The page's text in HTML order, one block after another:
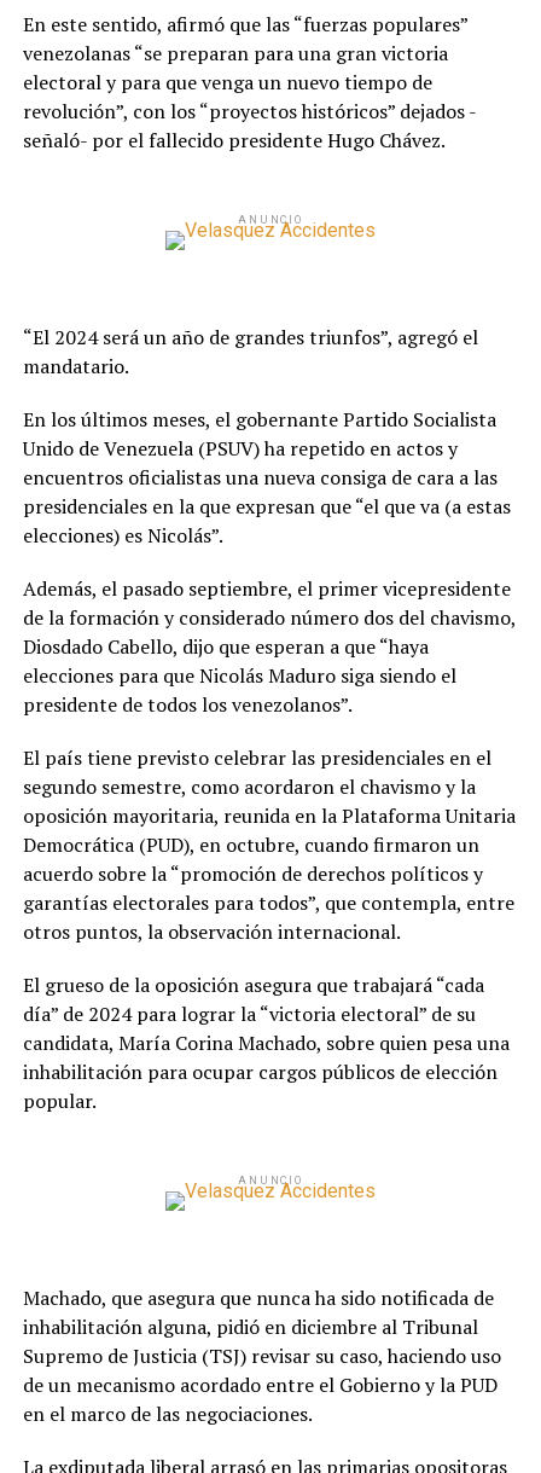
En este sentido, afirmó que las “fuerzas populares”
venezolanas “se preparan para una gran victoria
electoral y para que venga un nuevo tiempo de
revolución”, con los “proyectos históricos” dejados -
señaló- por el fallecido presidente Hugo Chávez.
ANUNCIO
“El 2024 será un año de grandes triunfos”, agregó el
mandatario.
En los últimos meses, el gobernante Partido Socialista
Unido de Venezuela (PSUV) ha repetido en actos y
encuentros oficialistas una nueva consiga de cara a las
presidenciales en la que expresan que “el que va (a estas
elecciones) es Nicolás”.
Además, el pasado septiembre, el primer vicepresidente
de la formación y considerado número dos del chavismo,
Diosdado Cabello, dijo que esperan a que “haya
elecciones para que Nicolás Maduro siga siendo el
presidente de todos los venezolanos”.
El país tiene previsto celebrar las presidenciales en el
segundo semestre, como acordaron el chavismo y la
oposición mayoritaria, reunida en la Plataforma Unitaria
Democrática (PUD), en octubre, cuando firmaron un
acuerdo sobre la “promoción de derechos políticos y
garantías electorales para todos”, que contempla, entre
otros puntos, la observación internacional.
El grueso de la oposición asegura que trabajará “cada
día” de 2024 para lograr la “victoria electoral” de su
candidata, María Corina Machado, sobre quien pesa una
inhabilitación para ocupar cargos públicos de elección
popular.
ANUNCIO
Machado, que asegura que nunca ha sido notificada de
inhabilitación alguna, pidió en diciembre al Tribunal
Supremo de Justicia (TSJ) revisar su caso, haciendo uso
de un mecanismo acordado entre el Gobierno y la PUD
en el marco de las negociaciones.
La exdiputada liberal arrasó en las primarias opositoras